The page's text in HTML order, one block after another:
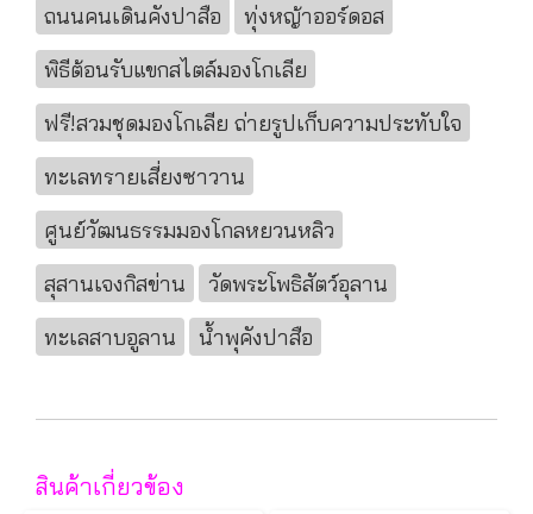
ถนนคนเดินคังปาสือ
ทุ่งหญ้าออร์ดอส
พิธีต้อนรับแขกสไตล์มองโกเลีย
ฟรี!สวมชุดมองโกเลีย ถ่ายรูปเก็บความประทับใจ
ทะเลทรายเสี่ยงซาวาน
ศูนย์วัฒนธรรมมองโกลหยวนหลิว
สุสานเจงกิสข่าน
วัดพระโพธิสัตว์อุลาน
ทะเลสาบอูลาน
นํ้าพุคังปาสือ
สินค้าเกี่ยวข้อง